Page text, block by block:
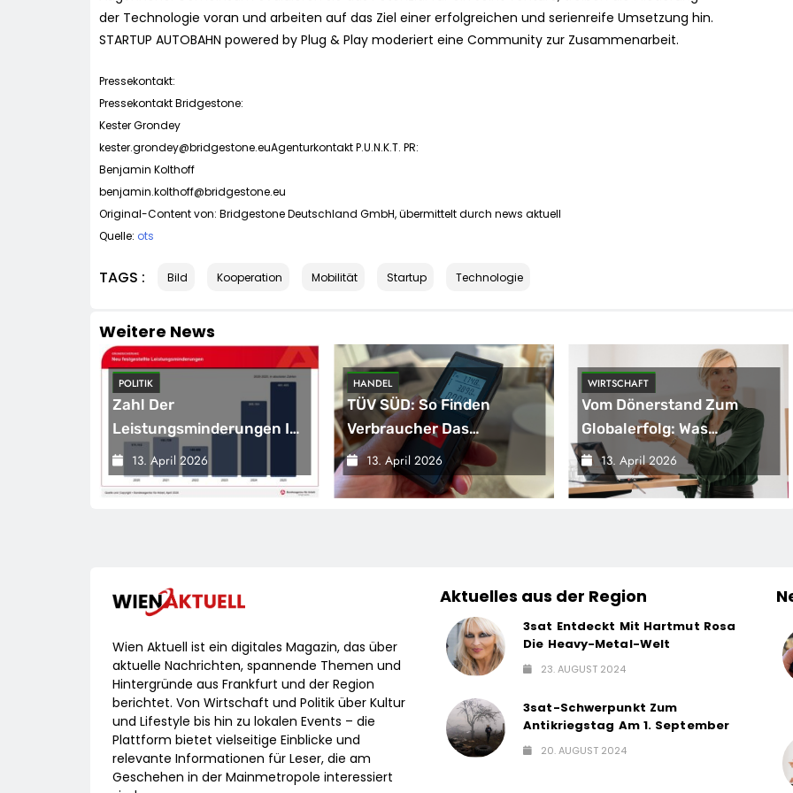
der Technologie voran und arbeiten auf das Ziel einer erfolgreichen und serienreife Umsetzung hin.
STARTUP AUTOBAHN powered by Plug & Play moderiert eine Community zur Zusammenarbeit.
Pressekontakt:
Pressekontakt Bridgestone:
Kester Grondey
kester.grondey@bridgestone.euAgenturkontaktP.U.N.K.T. PR:
Benjamin Kolthoff
benjamin.kolthoff@bridgestone.eu
Original-Content von: Bridgestone Deutschland GmbH, übermittelt durch news aktuell
Quelle: ots
TAGS : Bild Kooperation Mobilität Startup Technologie
Weitere News
POLITIK
Zahl Der
Leistungsminderungen Ist
2025 Gegenüber Dem
Vorjahr Gestiegen / BA-
Presseinfo Nr. 13
13. April 2026
HANDEL
TÜV SÜD: So Finden
Verbraucher Das
Passende
Laserentfernungsmessgerät
13. April 2026
WIRTSCHAFT
Vom Dönerstand Zum
Globalerfolg: Was
Franchisenehmer Von
Mangal Lernen Können
13. April 2026
Wien Aktuell ist ein digitales Magazin, das über
aktuelle Nachrichten, spannende Themen und
Hintergründe aus Frankfurt und der Region
berichtet. Von Wirtschaft und Politik über Kultur
und Lifestyle bis hin zu lokalen Events – die
Plattform bietet vielseitige Einblicke und
relevante Informationen für Leser, die am
Geschehen in der Mainmetropole interessiert
Aktuelles aus der Region
3sat Entdeckt Mit Hartmut Rosa
Die Heavy-Metal-Welt
23. AUGUST 2024
3sat-Schwerpunkt Zum
Antikriegstag Am 1. September
20. AUGUST 2024